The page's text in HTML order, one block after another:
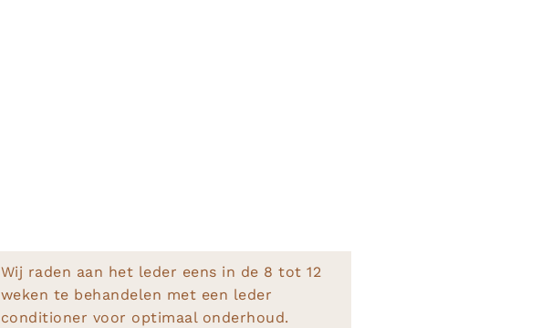
Wij raden aan het leder eens in de 8 tot 12
weken te behandelen met een leder
conditioner voor optimaal onderhoud.